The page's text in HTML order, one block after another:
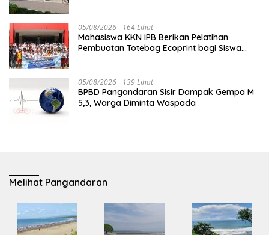
05/08/2026 164 Lihat
Mahasiswa KKN IPB Berikan Pelatihan
Pembuatan Totebag Ecoprint bagi Siswa
05/08/2026 139 Lihat
BPBD Pangandaran Sisir Dampak Gempa M
5,3, Warga Diminta Waspada
Melihat Pangandaran